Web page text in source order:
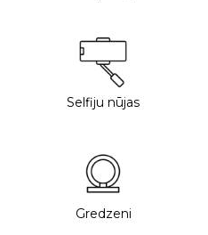
Selfiju nūjas
Gredzeni